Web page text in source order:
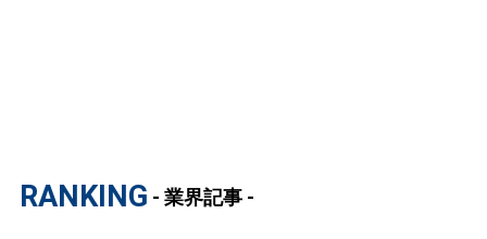
RANKING - 業界記事 -